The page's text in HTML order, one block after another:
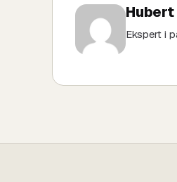
Hubert
Ekspert i